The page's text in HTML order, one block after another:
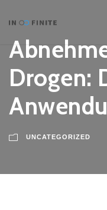
Drogen:
UNCATEGORIZED